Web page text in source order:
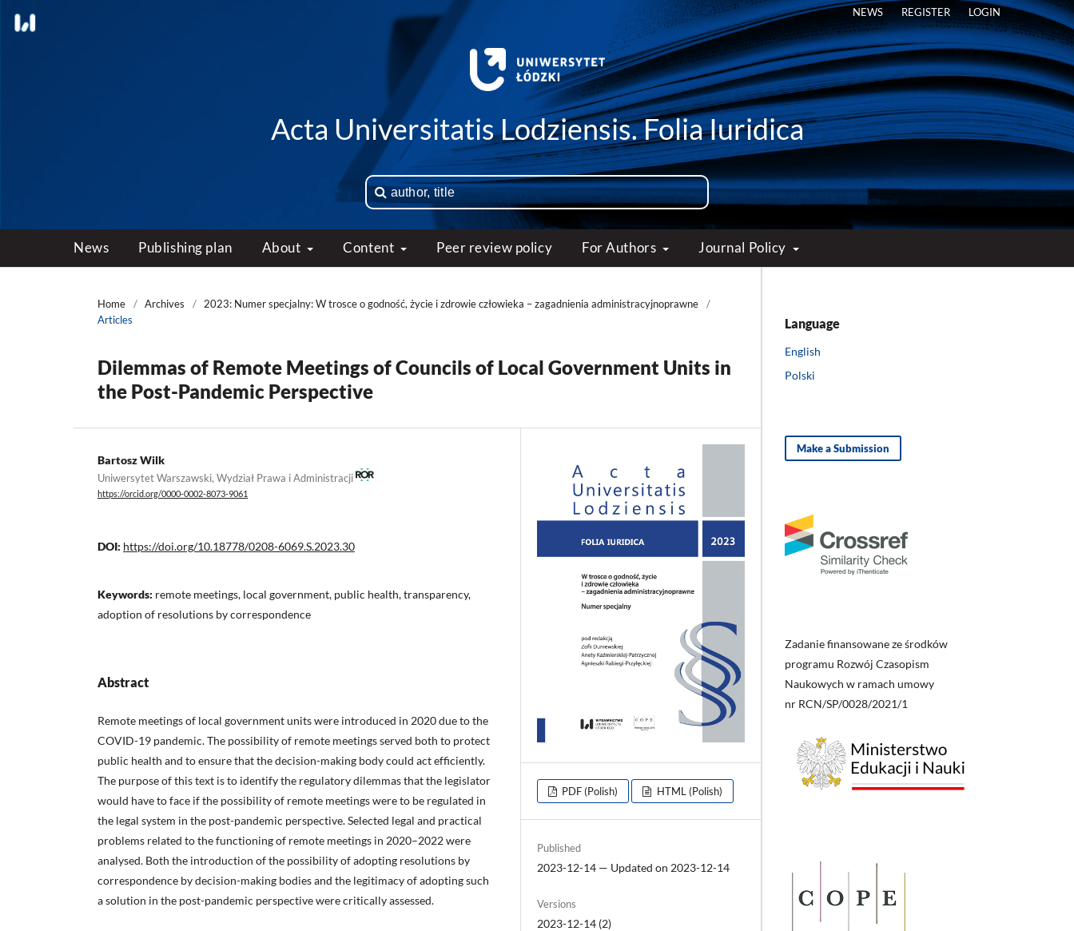
Acta Universitatis Lodziensis. Folia Iuridica
News Publishing plan About Content Peer review policy For Authors Journal Policy
NEWS REGISTER LOGIN
Home / Archives / 2023: Numer specjalny: W trosce o godność, życie i zdrowie człowieka – zagadnienia administracyjnoprawne
/
Articles
Dilemmas of Remote Meetings of Councils of Local Government Units in
the Post-Pandemic Perspective
Bartosz Wilk
Uniwersytet Warszawski, Wydział Prawa i Administracji
https://orcid.org/0000-0002-8073-9061
DOI: https://doi.org/10.18778/0208-6069.S.2023.30
Keywords: remote meetings, local government, public health, transparency,
adoption of resolutions by correspondence
Abstract
Remote meetings of local government units were introduced in 2020 due to the
COVID-19 pandemic. The possibility of remote meetings served both to protect
public health and to ensure that the decision-making body could act efficiently.
The purpose of this text is to identify the regulatory dilemmas that the legislator
would have to face if the possibility of remote meetings were to be regulated in
the legal system in the post-pandemic perspective. Selected legal and practical
problems related to the functioning of remote meetings in 2020–2022 were
analysed. Both the introduction of the possibility of adopting resolutions by
correspondence by decision-making bodies and the legitimacy of adopting such
a solution in the post-pandemic perspective were critically assessed.
PDF (Polish) HTML (Polish)
Published
2023-12-14 — Updated on 2023-12-14
Versions
2023-12-14 (2)
Language
English
Polski
Make a Submission
Zadanie finansowane ze środków
programu Rozwój Czasopism
Naukowych w ramach umowy
nr RCN/SP/0028/2021/1